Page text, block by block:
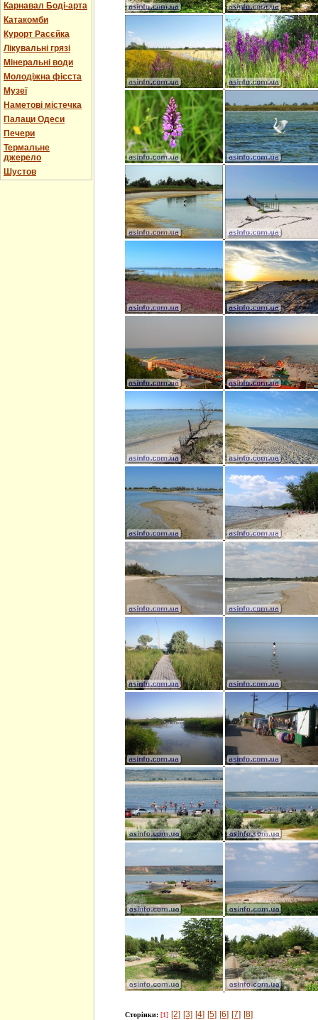
Карнавал Боді-арта
Катакомби
Курорт Расєйка
Лікувальні грязі
Мінеральні води
Молодіжна фієста
Музеї
Наметові містечка
Палаци Одеси
Печери
Термальне
джерело
Шустов
Сторінки: [1] [2] [3] [4] [5] [6] [7] [8]